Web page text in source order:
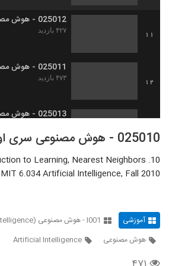
11
025012 - هوش مصنوعی سری اول
۴۲۷ بازدید
12
025011 - هوش مصنوعی سری اول
۴۷۳ بازدید
025013 - هوش مصنوعی سری اول
14
025014 - هوش مصنوعی سری اول
۴۶۹ بازدید
15
۴۵۴ بازدید
025010 - هوش مصنوعی سری اول
10. Introduction to Learning, Nearest Neighbors
MIT 6.034 Artificial Intelligence, Fall 2010
آموزشی
I001 - هوش مصنوعی (Artificial Intelligence)
هوش مصنوعی
Artificial Intelligence